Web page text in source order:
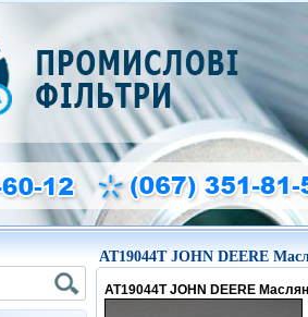
AT19044T JOHN DEERE
AT19044T JOHN DEERE